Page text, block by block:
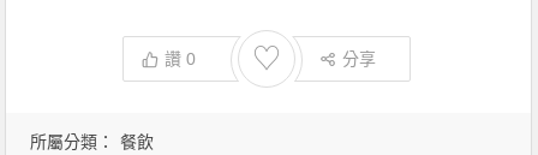
讚0 ♡ 分享
所屬分類： 餐飲